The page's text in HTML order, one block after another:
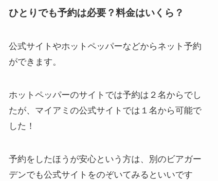
ひとりでも予約は必要？料金はいくら？
公式サイトやホットペッパーなどからネット予約
ができます。
ホットペッパーのサイトでは予約は２名からでし
たが、マイアミの公式サイトでは１名から可能で
した！
予約をしたほうが安心という方は、別のビアガー
デンでも公式サイトをのぞいてみるといいです